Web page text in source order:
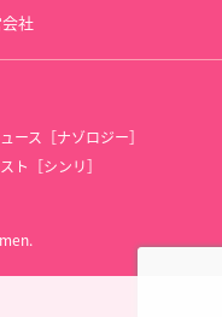
社
ース［ナゾロジー］
ト［シンリ］